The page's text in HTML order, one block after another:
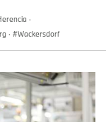
·
· Wackersdorf